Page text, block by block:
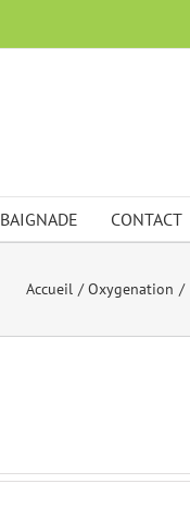
BAIGNADE CONTACT
Accueil Oxygenation